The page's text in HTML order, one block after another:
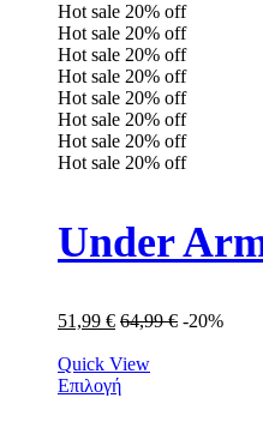
Hot sale 20% off
Hot sale 20% off
Hot sale 20% off
Hot sale 20% off
Hot sale 20% off
Hot sale 20% off
Hot sale 20% off
Hot sale 20% off
Under
51,99 € 64,99€ -20%
Quick View
Επιλογή